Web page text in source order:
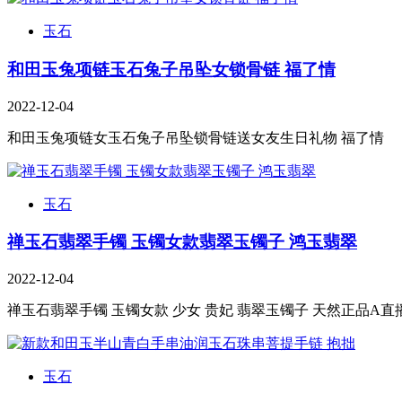
玉石
和田玉兔项链玉石兔子吊坠女锁骨链 福了情
2022-12-04
和田玉兔项链女玉石兔子吊坠锁骨链送女友生日礼物 福了情
玉石
禅玉石翡翠手镯 玉镯女款翡翠玉镯子 鸿玉翡翠
2022-12-04
禅玉石翡翠手镯 玉镯女款 少女 贵妃 翡翠玉镯子 天然正品A直
玉石